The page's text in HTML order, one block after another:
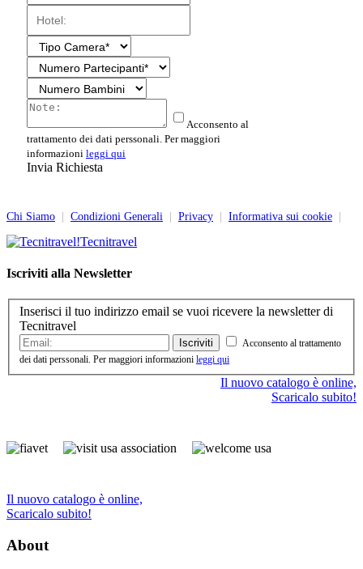
Acconsento al
trattamento dei dati perssonali. Per maggiori
informazioni leggi qui
Invia Richiesta
Chi Siamo Condizioni Generali Privacy Informativa sui cookie
Tecnitravel
Iscriviti alla Newsletter
Inserisci il tuo indirizzo email se vuoi ricevere la newsletter di
Tecnitravel
Iscriviti
Acconsento al trattamento
dei dati perssonali. Per maggiori informazioni leggi qui
Il nuovo catalogo è online,
Scaricalo subito!
Il nuovo catalogo è online,
Scaricalo subito!
About